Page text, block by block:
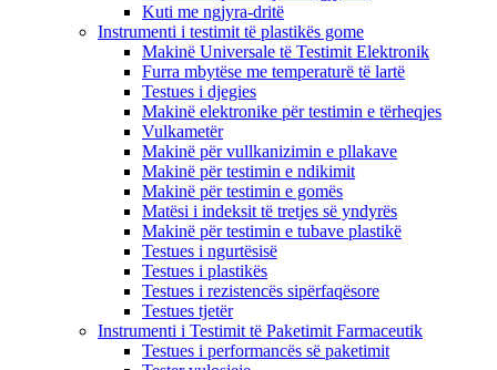
Kuti me ngjyra-dritë
Instrumenti i testimit të plastikës gome
Makinë Universale të Testimit Elektronik
Furra mbytëse me temperaturë të lartë
Testues i djegies
Makinë elektronike për testimin e tërheqjes
Vulkametër
Makinë për vullkanizimin e pllakave
Makinë për testimin e ndikimit
Makinë për testimin e gomës
Matësi i indeksit të tretjes së yndyrës
Makinë për testimin e tubave plastikë
Testues i ngurtësisë
Testues i plastikës
Testues i rezistencës sipërfaqësore
Testues tjetër
Instrumenti i Testimit të Paketimit Farmaceutik
Testues i performancës së paketimit